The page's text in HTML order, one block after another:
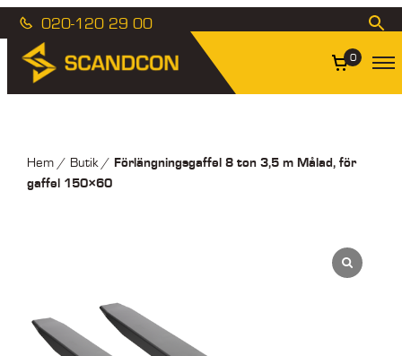
020-120 29 00
0
Hem/ Butik/ Förlängningsgaffel 8 ton 3,5 m Målad, för
gaffel 150×60